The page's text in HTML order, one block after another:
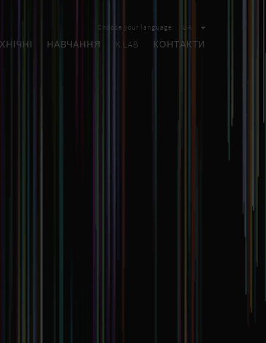
Choose your language: UA
НАВЧАННЯ K.LAB КОНТАКТИ